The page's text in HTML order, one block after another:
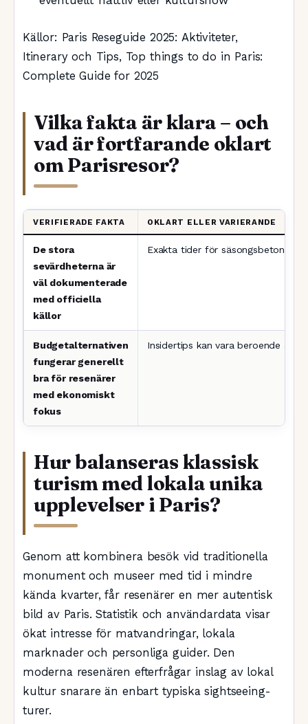
Källor: Paris Reseguide 2025: Aktiviteter,
Itinerary och Tips, Top things to do in Paris:
Complete Guide for 2025
Vilka fakta är klara – och
vad är fortfarande oklart
om Parisresor?
VERIFIERADE FAKTA OKLART ELLER VARIERANDE
De stora
sevärdheterna är
väl dokumenterade
med officiella
källor
Exakta tider för säsongsbetonade
Budgetalternativen
fungerar generellt
bra för resenärer
med ekonomiskt
fokus
Insidertips kan vara beroende av
Hur balanseras klassisk
turism med lokala unika
upplevelser i Paris?
Genom att kombinera besök vid traditionella
monument och museer med tid i mindre
kända kvarter, får resenärer en mer autentisk
bild av Paris. Statistik och användardata visar
ökat intresse för matvandringar, lokala
marknader och personliga guider. Den
moderna resenären efterfrågar inslag av lokal
kultur snarare än enbart typiska sightseeing-
turer.